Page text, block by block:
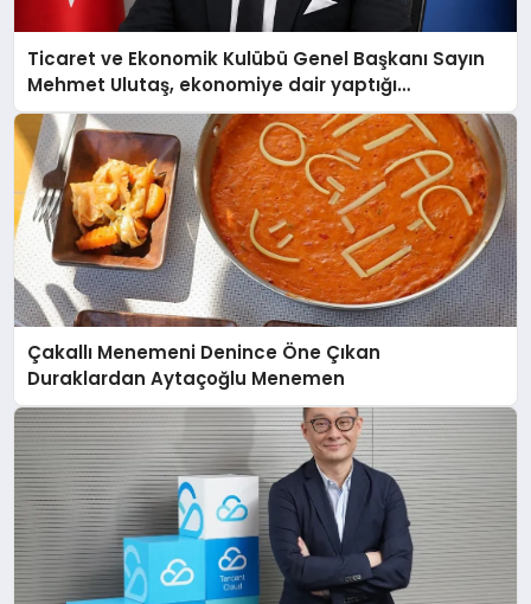
Ticaret ve Ekonomik Kulübü Genel Başkanı Sayın
Mehmet Ulutaş, ekonomiye dair yaptığı
açıklamada şunları kaydetti:
Çakallı Menemeni Denince Öne Çıkan
Duraklardan Aytaçoğlu Menemen